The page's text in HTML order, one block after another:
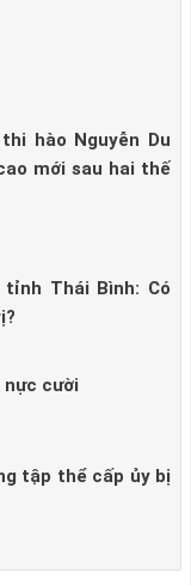
hào Nguyễn Du
mới sau hai thế
Thái Bình: Có
nực cười
tập thể cấp ủy bị